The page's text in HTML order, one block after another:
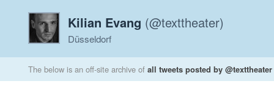
Kilian Evang (@texttheater)
Düsseldorf
The below is an off-site archive of all tweets posted by @texttheater